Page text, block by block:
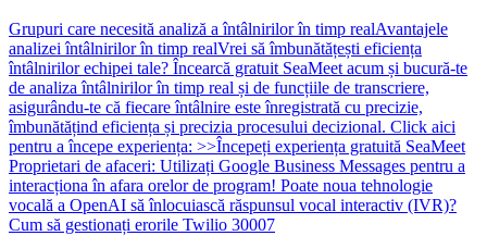
Grupuri care necesită analiză a întâlnirilor în timp realAvantajele
analizei întâlnirilor în timp realVrei să îmbunătățești eficiența
întâlnirilor echipei tale? Încearcă gratuit SeaMeet acum și bucură-te
de analiza întâlnirilor în timp real și de funcțiile de transcriere,
asigurându-te că fiecare întâlnire este înregistrată cu precizie,
îmbunătățind eficiența și precizia procesului decizional. Click aici
pentru a începe experiența: >>Începeți experiența gratuită SeaMeet
Proprietari de afaceri: Utilizați Google Business Messages pentru a
interacționa în afara orelor de program! Poate noua tehnologie
vocală a OpenAI să înlocuiască răspunsul vocal interactiv (IVR)?
Cum să gestionați erorile Twilio 30007